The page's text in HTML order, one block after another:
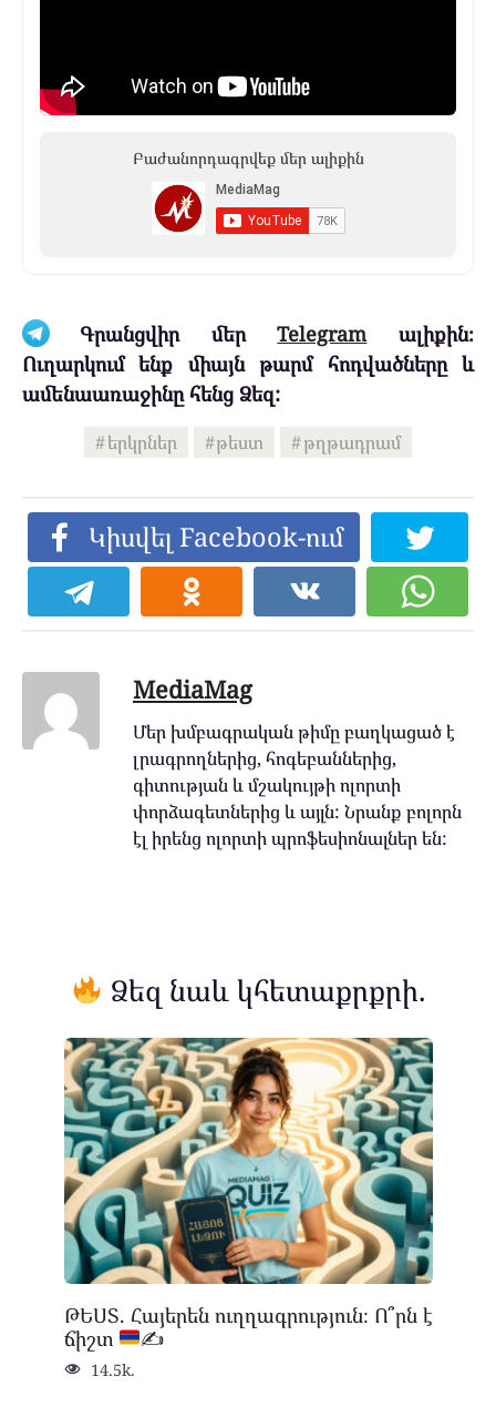
Բաժանորդագրվեք մեր ալիքին
Գրանցվիր մերTelegramալիքին։
Ուղարկում ենք միայն թարմ հոդվածները և
ամենաառաջինը հենց Ձեզ:
երկրներ թեստ թղթադրամ
Կիսվել Facebook-ում
MediaMag
Մեր խմբագրական թիմը բաղկացած է
լրագրողներից, հոգեբաններից,
գիտության և մշակույթի ոլորտի
փորձագետներից և այլն: Նրանք բոլորն
էլ իրենց ոլորտի պրոֆեսիոնալներ են:
Ձեզ նաև կհետաքրքրի.
ԹԵՍՏ. Հայերեն ուղղագրություն։ Ո՞րն է
ճիշտ
✍
14.5k.